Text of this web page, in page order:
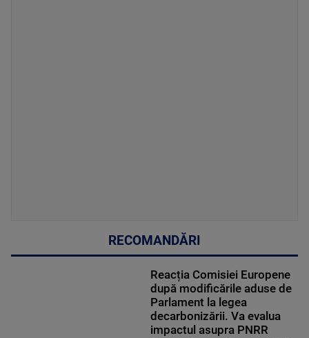
RECOMANDĂRI
Reacția Comisiei Europene
după modificările aduse de
Parlament la legea
decarbonizării. Va evalua
impactul asupra PNRR